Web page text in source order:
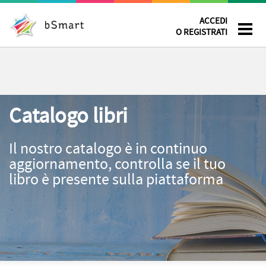
ACCEDI
O REGISTRATI
Catalogo libri
Il nostro catalogo è in continuo
aggiornamento, controlla se il tuo
libro è presente sulla piattaforma